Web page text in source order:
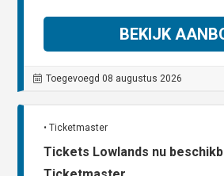
BEKIJK
Toegevoegd 08 augustus 2026
• Ticketmaster
Tickets Lowlands nu